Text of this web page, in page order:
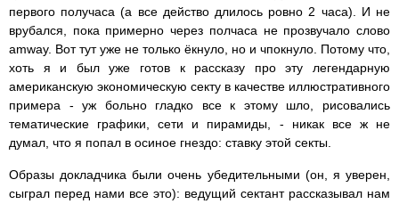
первого получаса (а все действо длилось ровно 2 часа). И не
врубался, пока примерно через полчаса не прозвучало слово
amway. Вот тут уже не только ёкнуло, но и чпокнуло. Потому что,
хоть я и был уже готов к рассказу про эту легендарную
американскую экономическую секту в качестве иллюстративного
примера - уж больно гладко все к этому шло, рисовались
тематические графики, сети и пирамиды, - никак все ж не
думал, что я попал в осиное гнездо: ставку этой секты.
Образы докладчика были очень убедительными (он, я уверен,
сыграл перед нами все это): ведущий сектант рассказывал нам